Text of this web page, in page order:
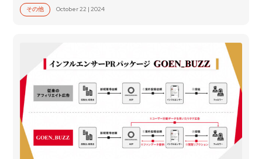
その他 October 22 | 2024